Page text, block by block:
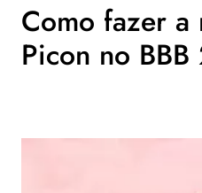
Como fazer a
Picon no